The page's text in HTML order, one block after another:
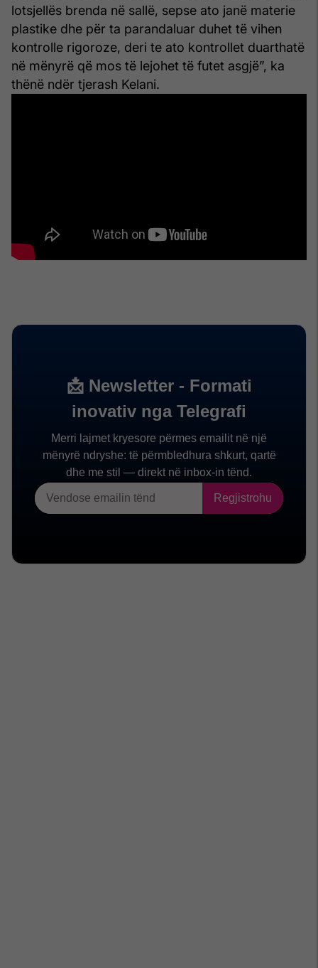
lotsjellës brenda në sallë, sepse ato janë materie
plastike dhe për ta parandaluar duhet të vihen
kontrolle rigoroze, deri te ato kontrollet duarthatë
në mënyrë që mos të lejohet të futet asgjë”, ka
thënë ndër tjerash Kelani.